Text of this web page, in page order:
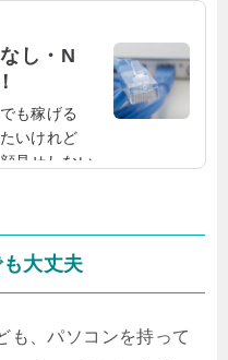
し・N
も稼げる
いけれど
見せしない
とができる
のやりとり
。スマホチ
大丈夫
も、パソコンを持って